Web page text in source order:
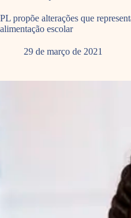
PL propõe alterações que
alimentação escolar
29 de março de 2021